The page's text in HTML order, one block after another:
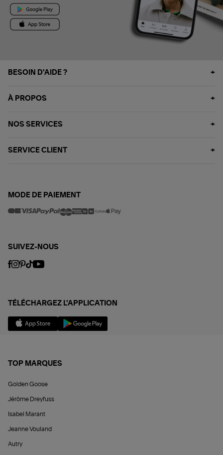
BESOIN D'AIDE ?
À PROPOS
NOS SERVICES
SERVICE CLIENT
MODE DE PAIEMENT
SUIVEZ-NOUS
TÉLÉCHARGEZ L'APPLICATION
TOP MARQUES
Golden Goose
Jérôme Dreyfuss
Isabel Marant
Jeanne Vouland
Autry